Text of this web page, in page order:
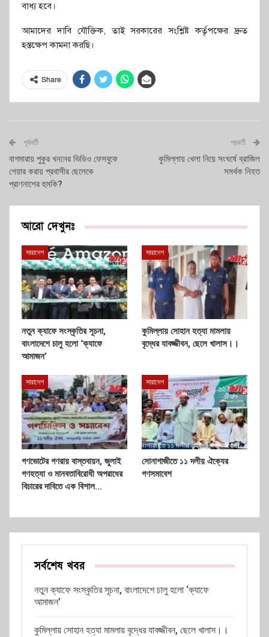
বাধ্য হবে।
আমাদের দাবি যৌক্তিক, তাই সরকারের সংশ্লিষ্ট কর্তৃপক্ষের দ্রুত
হস্তক্ষেপ কামনা করছি।
Share
পূর্ববর্তী
বাগমারায় পুকুর খননের ভিডিও ফেসবুকে
শেয়ার করায় প্রবাসীর ছেলেকে
প্রাণনাশের হুমকি?
পরবর্তী
কুমিল্লায় খেলা নিয়ে সংঘর্ষে ব্রাজিল
সমর্থক নিহত
আরো দেখুনঃ
সারাদেশ
নতুন ক্যাফে সংস্কৃতির সূচনা,
বাংলাদেশে চালু হলো ‘ক্যাফে
আমাজন’
সারাদেশ
কুমিল্লায় সোহান হত্যা মামলায়
বৃদ্ধের যাবজ্জীবন, ছেলে খালাস।।
সারাদেশ
গণভোটের গণরায় বাস্তবায়ন, জুলাই
গণহত্যা ও মানবতাবিরোধী অপরাধের
বিচারের দাবিতে এক বিশাল…
সারাদেশ
সোনাগাজীতে ১১ দলীয় ঐক্যের
গণসমাবেশ
সর্বশেষ খবর
নতুন ক্যাফে সংস্কৃতির সূচনা, বাংলাদেশে চালু হলো ‘ক্যাফে
আমাজন’
কুমিল্লায় সোহান হত্যা মামলায় বৃদ্ধের যাবজ্জীবন, ছেলে খালাস।।